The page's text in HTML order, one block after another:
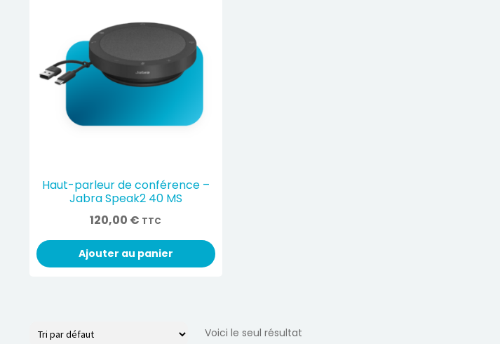
Haut-parleur de conférence –
Jabra Speak2 40 MS
120,00 € TTC
Ajouter au panier
Voici le seul résultat